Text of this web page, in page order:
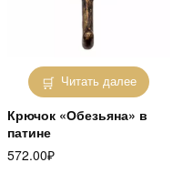
Читать далее
Крючок «Обезьяна» в
патине
572.00₽